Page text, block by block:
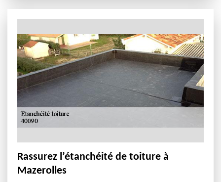
Rassurez l’étanchéité de toiture à
Mazerolles